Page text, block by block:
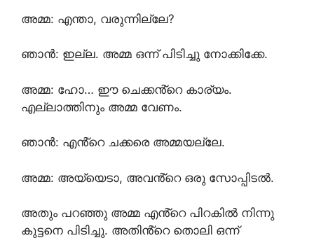
അമ്മ: എന്താ, വരുന്നില്ലേ?
ഞാൻ: ഇല്ല. അമ്മ ഒന്ന് പിടിച്ചു നോക്കിക്കേ.
അമ്മ: ഹോ… ഈ ചെക്കൻ്റെ കാര്യം.
എല്ലാത്തിനും അമ്മ വേണം.
ഞാൻ: എൻ്റെ ചക്കരെ അമ്മയല്ലേ.
അമ്മ: അയ്യെടാ, അവൻ്റെ ഒരു സോപ്പിടൽ.
അതും പറഞ്ഞു അമ്മ എൻ്റെ പിറകിൽ നിന്നു
കുട്ടനെ പിടിച്ചു. അതിൻ്റെ തൊലി ഒന്ന്